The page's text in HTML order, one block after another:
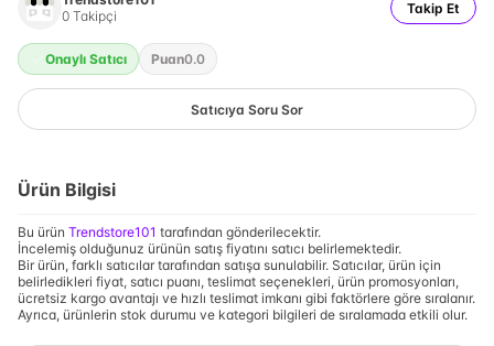
0 Takipçi Takip Et
Onaylı Satıcı Puan0.0
Satıcıya Soru Sor
Ürün Bilgisi
Bu ürün Trendstore101 tarafından gönderilecektir.
İncelemiş olduğunuz ürünün satış fiyatını satıcı belirlemektedir.
Bir ürün, farklı satıcılar tarafından satışa sunulabilir. Satıcılar, ürün için
belirledikleri fiyat, satıcı puanı, teslimat seçenekleri, ürün promosyonları,
ücretsiz kargo avantajı ve hızlı teslimat imkanı gibi faktörlere göre sıralanır.
Ayrıca, ürünlerin stok durumu ve kategori bilgileri de sıralamada etkili olur.